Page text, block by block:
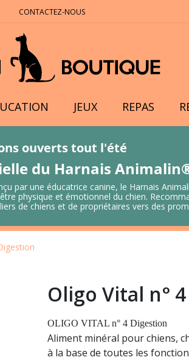
CONTACTEZ-NOUS
JEUX REPAS
ouverts tout l'été
du Harnais
par une éducatrice canine, le Harnais
physique et émotionnel du chien.
de chiens et de propriétaires vers des
Oligo Vital n°
OLIGO VITAL n° 4 Digestion
Aliment minéral pour chiens,
à la base de toutes les